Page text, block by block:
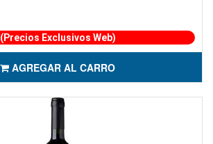
(Precios Exclusivos Web)
AGREGAR AL CARRO